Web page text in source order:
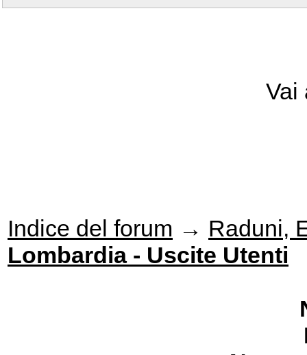
Vai
Indice del forum → Raduni,
Lombardia - Uscite Utenti